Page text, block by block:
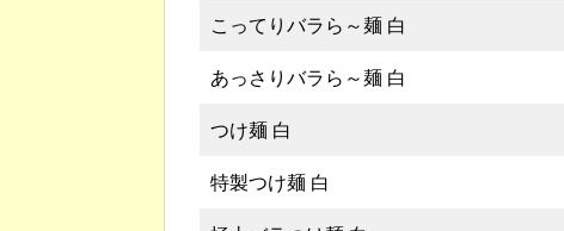
こってりバラら～麺 白
あっさりバラら～麺 白
つけ麺 白
特製つけ麺 白